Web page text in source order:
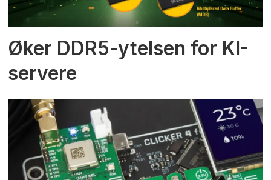
Øker DDR5-ytelsen for KI-
servere